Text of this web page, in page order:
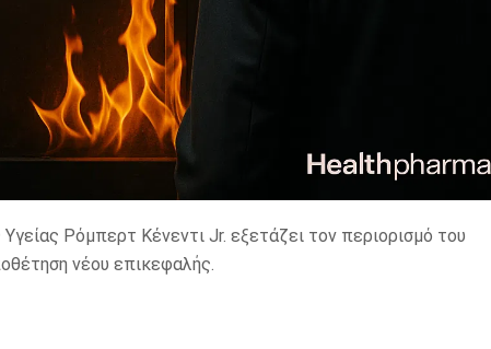
Ρόμπερτ Κένεντι Jr. εξετάζει τον περιορισμό του
νέου επικεφαλής.